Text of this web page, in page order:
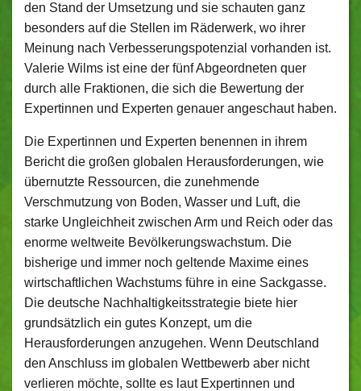
den Stand der Umsetzung und sie schauten ganz
besonders auf die Stellen im Räderwerk, wo ihrer
Meinung nach Verbesserungspotenzial vorhanden ist.
Valerie Wilms ist eine der fünf Abgeordneten quer
durch alle Fraktionen, die sich die Bewertung der
Expertinnen und Experten genauer angeschaut haben.
Die Expertinnen und Experten benennen in ihrem
Bericht die großen globalen Herausforderungen, wie
übernutzte Ressourcen, die zunehmende
Verschmutzung von Boden, Wasser und Luft, die
starke Ungleichheit zwischen Arm und Reich oder das
enorme weltweite Bevölkerungswachstum. Die
bisherige und immer noch geltende Maxime eines
wirtschaftlichen Wachstums führe in eine Sackgasse.
Die deutsche Nachhaltigkeitsstrategie biete hier
grundsätzlich ein gutes Konzept, um die
Herausforderungen anzugehen. Wenn Deutschland
den Anschluss im globalen Wettbewerb aber nicht
verlieren möchte, sollte es laut Expertinnen und